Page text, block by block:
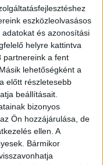
eszközleolvasásos
és azonosítási
helyre kattintva
partnereink a fent
lehetőségként a
előtt részletesebb
beállításait.
bizonyos
Ön hozzájárulása, de
ellen. A
Bármikor
a